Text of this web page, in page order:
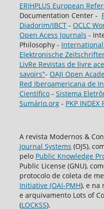
ERIHPLUS European
Documentation Center -
Diadorim/IBCT- OCLC
Open Acess Journals -
Philosophy -
Elektronische
LivRe Revistas de livre
savoirs"- OAJI Open
Red Iberoamericana de
Científico- Sistema
Sumário.org- PKP
A revista Modernos &
Journal Systems (OJS),
pelo Public Knowledge
Public License (GNU),
protocolo de coleta de
Initiative (OAI-PMH), e na
e arquivamento Lots of
(LOCKSS).